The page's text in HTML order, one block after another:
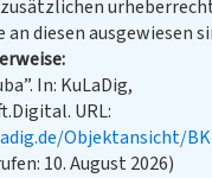
an diesen ausgewiesen
In: KuLaDig,
URL:
Objektansicht/
10. August 2026)